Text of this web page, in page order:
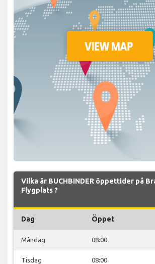
Vilka är BUCHBINDER öppettider på
Flygplats ?
Dag Öppet
Måndag 08:00
Tisdag 08:00